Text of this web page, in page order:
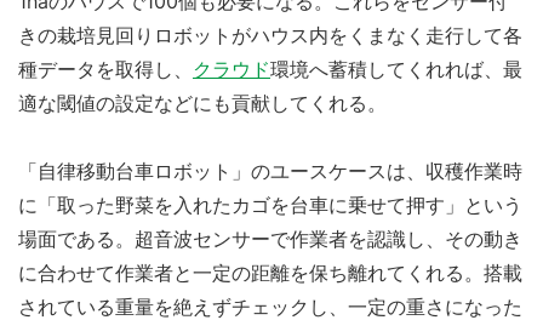
きの栽培見回りロボットがハウス内をくまなく走行して各
種データを取得し、 クラウド環境へ蓄積してくれれば、最
適な閾値の設定などにも貢献してくれる。
「自律移動台車ロボット」のユースケースは、収穫作業時
に「取った野菜を入れたカゴを台車に乗せて押す」という
場面である。超音波センサーで作業者を認識し、その動き
に合わせて作業者と一定の距離を保ち離れてくれる。搭載
されている重量を絶えずチェックし、一定の重さになった